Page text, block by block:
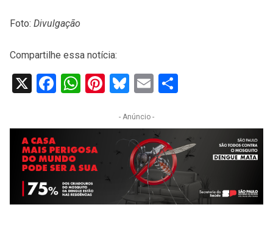
Foto: Divulgação
Compartilhe essa notícia:
X Facebook
WhatsApp
Pinterest
Bluesky
Email
- Anúncio -